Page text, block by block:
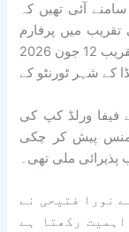
آئی تھیں کہ
2026 کی افتتاحی تقریب میں پرفارم
کریں گی۔ یاد رہے کہ ٹورنامنٹ کی افتتاحی تقریب 12 جون 2026
فیفا ورلڈ کپ کی
پیش کر چکی
ملی تھی۔
نورا فتیحی نے
رکھتا ہے